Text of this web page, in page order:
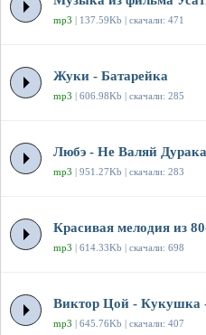
mp3 | 137.59Kb | скачали: 471
Жуки - Батарейка
mp3 | 606.98Kb | скачали: 285
Любэ - Не Валяй
mp3 | 951.27Kb | скачали: 283
Красивая мелодия из
mp3 | 614.33Kb | скачали: 698
Виктор Цой - Кукушка
mp3 | 645.76Kb | скачали: 407